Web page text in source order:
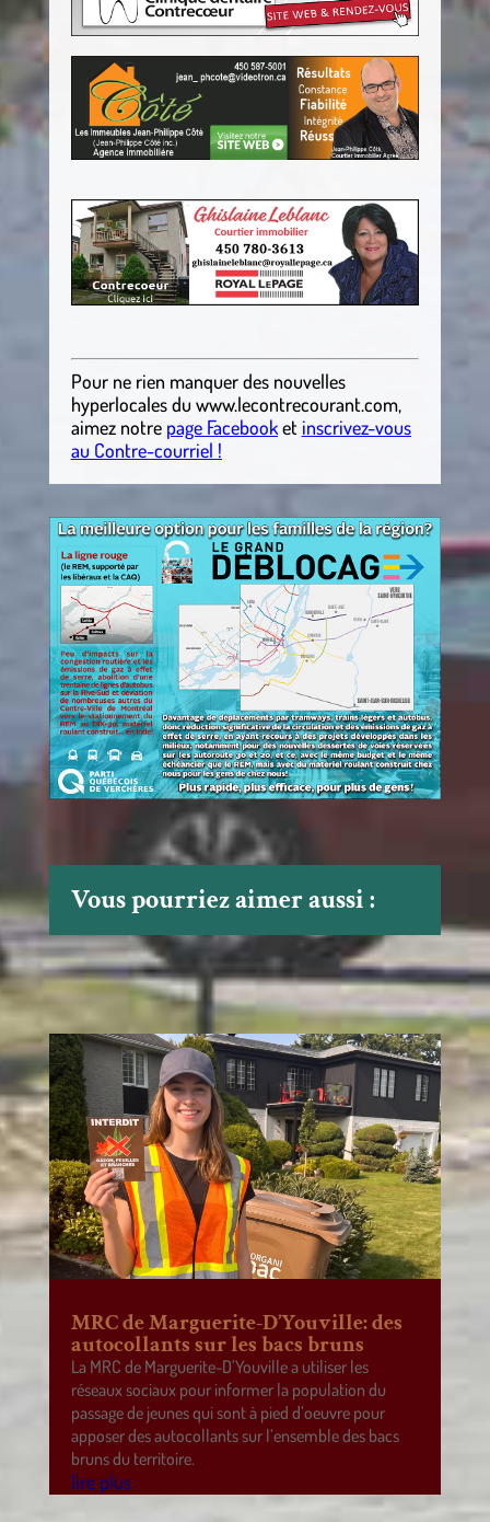
Pour ne rien manquer des nouvelles
hyperlocalesdu www.lecontrecourant.com,
aimez notre page Facebooket inscrivez-vous
au Contre-courriel !
Vous pourriez aimer aussi :
MRC de Marguerite-D’Youville: des
autocollants sur les bacs bruns
La MRC de Marguerite-D’Youville a utiliser les
réseaux sociaux pour informer la population du
passage de jeunes qui sont à pied d’oeuvre pour
apposer des autocollants sur l’ensemble des bacs
bruns du territoire.
lire plus